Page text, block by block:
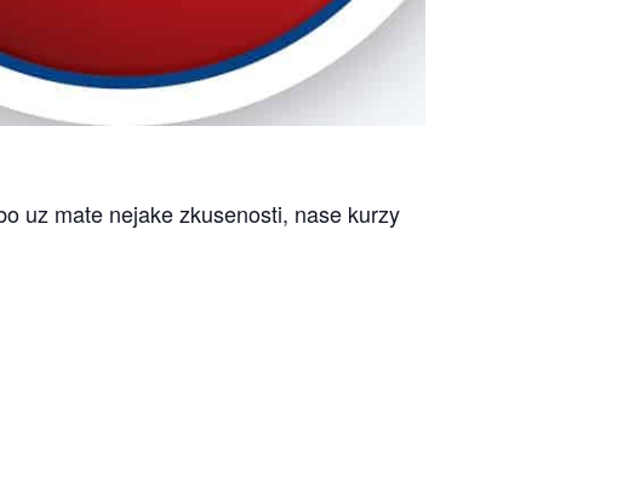
uz mate nejake zkusenosti, nase kurzy